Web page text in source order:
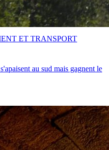
au sud mais gagnent le
ET TRANSPORT